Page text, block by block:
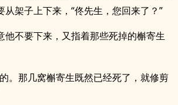
从架子上下来，“佟先生，您回来了？”
他不要下来，又指着那些死掉的槲寄生
。那几窝槲寄生既然已经死了，就修剪